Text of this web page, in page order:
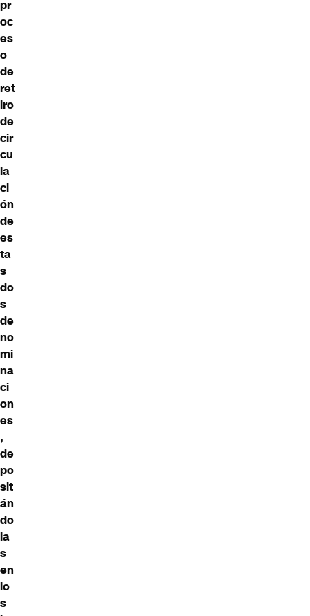
pr
oc
es
o
de
ret
iro
de
cir
cu
la
ci
ón
de
es
ta
s
do
s
de
no
mi
na
ci
on
es
,
de
po
sit
án
do
la
s
en
lo
s